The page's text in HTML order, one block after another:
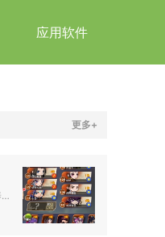
应用软件
更多+
综合全阵容适配、实战增益与养成成本，优先级最高的本命坐骑依次...